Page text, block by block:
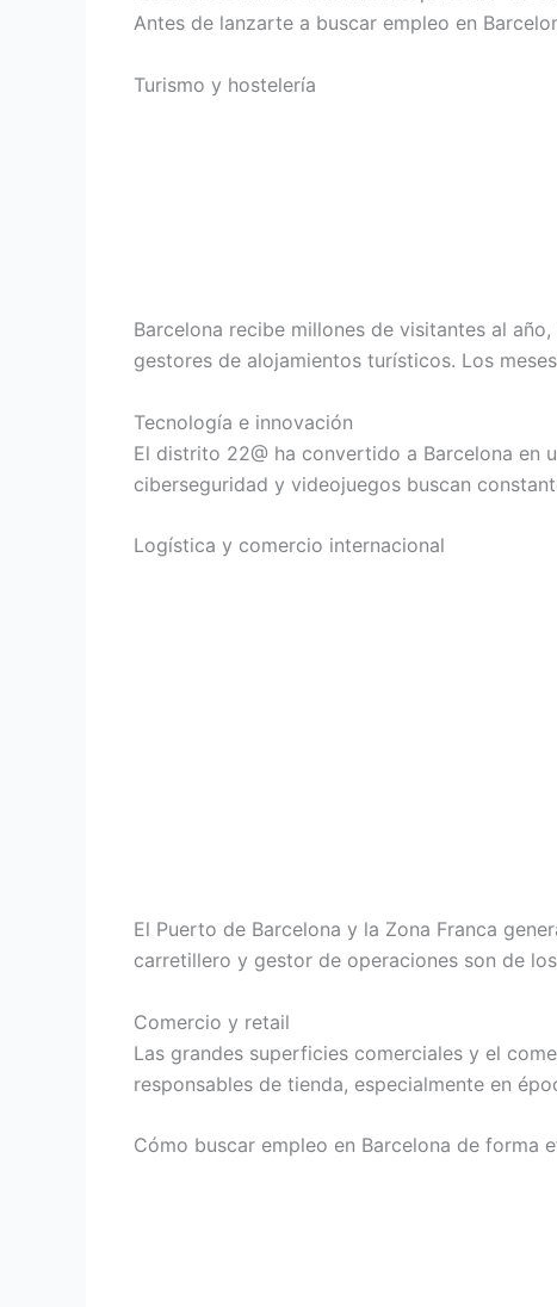
Antes de lanzarte a buscar empleo en
Turismo y hostelería
Barcelona recibe millones de visitantes al
gestores de alojamientos turísticos. Los
Tecnología e innovación
El distrito 22@ ha convertido a Barcelona en
ciberseguridad y videojuegos buscan
Logística y comercio internacional
El Puerto de Barcelona y la Zona Franca
carretillero y gestor de operaciones son de
Comercio y retail
Las grandes superficies comerciales y el
responsables de tienda, especialmente en
Cómo buscar empleo en Barcelona de forma